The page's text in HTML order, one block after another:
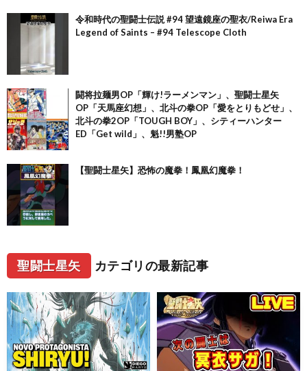
令和時代の聖闘士伝説 #94 望遠鏡座の聖衣/Reiwa Era
Legend of Saints – #94 Telescope Cloth
闘将拉麺男OP「輝け!ラーメンマン」、聖闘士星矢
OP「天馬座幻想」、北斗の拳OP「愛をとりもどせ」、
北斗の拳2OP「TOUGH BOY」、シティーハンター
ED「Get wild」、魁!!男塾OP
【聖闘士星矢】恐怖の魔拳！鳳凰幻魔拳！
聖闘士星矢 カテゴリの最新記事